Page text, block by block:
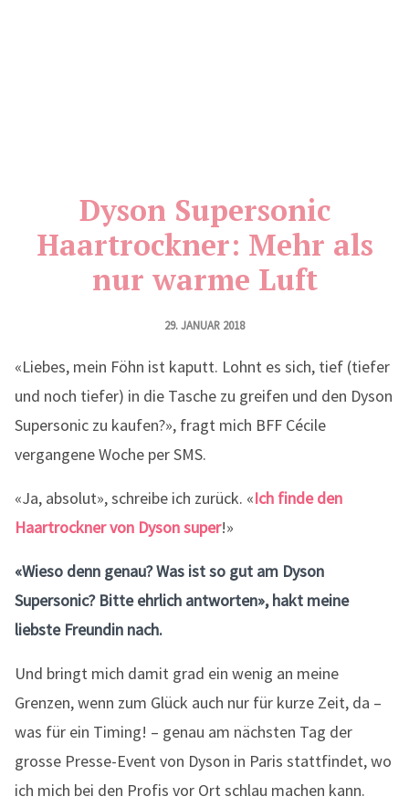
Dyson Supersonic
Haartrockner: Mehr als
nur warme Luft
29. JANUAR 2018
«Liebes, mein Föhn ist kaputt. Lohnt es sich, tief (tiefer
und noch tiefer) in die Tasche zu greifen und den Dyson
Supersonic zu kaufen?», fragt mich BFF Cécile
vergangene Woche per SMS.
«Ja, absolut», schreibe ich zurück. «Ich finde den
Haartrockner von Dyson super!»
«Wieso denn genau? Was ist so gut am Dyson
Supersonic? Bitte ehrlich antworten», hakt meine
liebste Freundin nach.
Und bringt mich damit grad ein wenig an meine
Grenzen, wenn zum Glück auch nur für kurze Zeit, da –
was für ein Timing! – genau am nächsten Tag der
grosse Presse-Event von Dyson in Paris stattfindet, wo
ich mich bei den Profis vor Ort schlau machen kann.